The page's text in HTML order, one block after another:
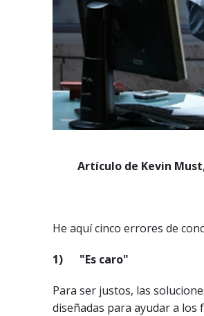
Artículo de Kevin
He aquí cinco errores de
1) "Es caro"
Para ser justos, las
diseñadas para ayudar a los